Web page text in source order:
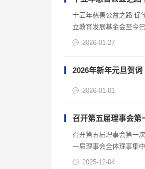
十五年慈善公益之路 促
立教育发展基金会至今
2026-01-27
2026年新年元旦贺词
2026-01-01
召开第五届理事会第
召开第五届理事会第一
一届理事会全体理事集
事及工作人员列席会议
2025-12-04